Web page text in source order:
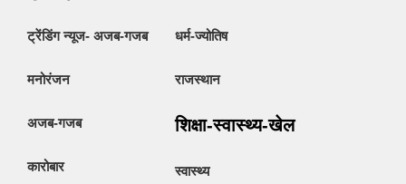
ट्रेंडिंग न्यूज- अजब-गजब
मनोरंजन
अजब-गजब
कारोबार
धर्म-ज्योतिष
राजस्थान
शिक्षा-स्वास्थ्य-खेल
स्वास्थ्य